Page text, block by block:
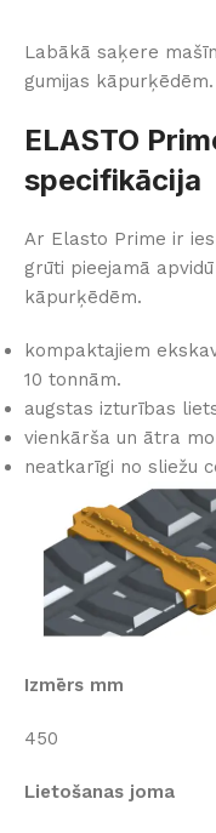
Labākā saķere
gumijas kāpurķēdēm.
ELASTO
specifikācija
Ar Elasto Prime ir
grūti pieejamā
kāpurķēdēm.
kompaktajiem
10 tonnām.
augstas izturības
vienkārša un ātra
neatkarīgi no sliežu
Izmērs mm
450
Lietošanas joma